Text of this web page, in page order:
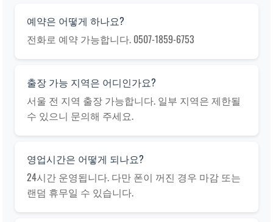
예약은 어떻게 하나요?
전화로 예약 가능합니다. 0507-1859-6753
출장 가능 지역은 어디인가요?
서울 전 지역 출장 가능합니다. 일부 지역은 제한될
수 있으니 문의해 주세요.
영업시간은 어떻게 되나요?
24시간 운영됩니다. 다만 폰이 꺼진 경우 마감 또는
랜덤 휴무일 수 있습니다.